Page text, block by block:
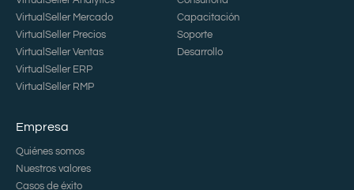
VirtualSeller Mercado
VirtualSeller Precios
VirtualSeller Ventas
VirtualSeller ERP
VirtualSeller RMP
Capacitación
Soporte
Desarrollo
Empresa
Quiénes somos
Nuestros valores
Casos de éxito